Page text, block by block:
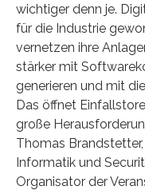
wichtiger denn je.
für die Industrie
vernetzen ihre
stärker mit
generieren und mit
Das öffnet
große
Thomas
Informatik und
Organisator der